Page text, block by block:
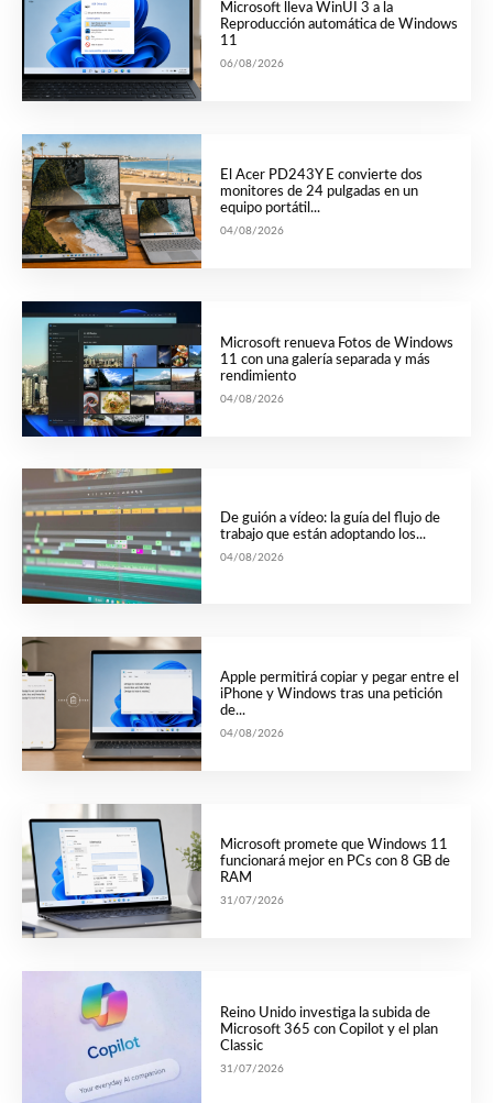
Microsoft lleva WinUI 3 a la
Reproducción automática de Windows
11
06/08/2026
El Acer PD243Y E convierte dos
monitores de 24 pulgadas en un
equipo portátil...
04/08/2026
Microsoft renueva Fotos de Windows
11 con una galería separada y más
rendimiento
04/08/2026
De guión a vídeo: la guía del flujo de
trabajo que están adoptando los...
04/08/2026
Apple permitirá copiar y pegar entre el
iPhone y Windows tras una petición
de...
04/08/2026
Microsoft promete que Windows 11
funcionará mejor en PCs con 8 GB de
RAM
31/07/2026
Reino Unido investiga la subida de
Microsoft 365 con Copilot y el plan
Classic
31/07/2026